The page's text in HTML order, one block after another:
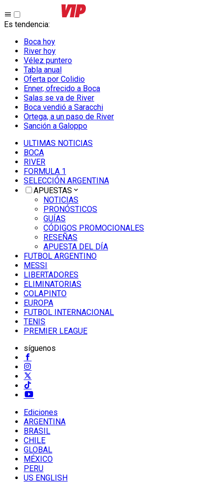
Es tendencia:
Boca hoy
River hoy
Vélez puntero
Tabla anual
Oferta por Colidio
Enner, ofrecido a Boca
Salas se va de River
Boca vendió a Saracchi
Ortega, a un paso de River
Sanción a Galoppo
ULTIMAS NOTICIAS
BOCA
RIVER
FORMULA 1
SELECCIÓN ARGENTINA
APUESTAS
NOTICIAS
PRONÓSTICOS
GUÍAS
CÓDIGOS PROMOCIONALES
RESEÑAS
APUESTA DEL DÍA
FUTBOL ARGENTINO
MESSI
LIBERTADORES
ELIMINATORIAS
COLAPINTO
EUROPA
FUTBOL INTERNACIONAL
TENIS
PREMIER LEAGUE
síguenos
Ediciones
ARGENTINA
BRASIL
CHILE
GLOBAL
MÉXICO
PERU
US ENGLISH